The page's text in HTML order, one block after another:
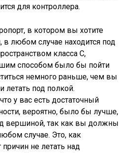
для контроллера.
в котором вы хотите
в любом случае находится под
класса C,
способом было бы пойти
немного раньше, чем вы
летать под полкой.
у вас есть достаточный
вероятно, было бы лучше,
вершиной, так как вы должны
случае. Это, как
причин не летать над